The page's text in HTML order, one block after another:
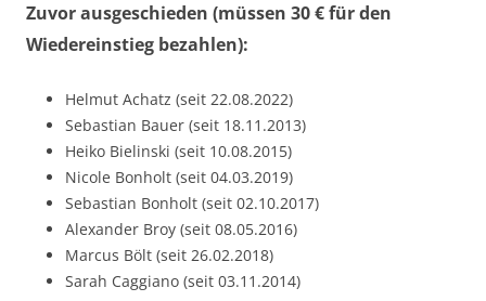
Zuvor ausgeschieden (müssen 30 € für den
Wiedereinstieg bezahlen):
Helmut Achatz (seit 22.08.2022)
Sebastian Bauer (seit 18.11.2013)
Heiko Bielinski (seit 10.08.2015)
Nicole Bonholt (seit 04.03.2019)
Sebastian Bonholt (seit 02.10.2017)
Alexander Broy (seit 08.05.2016)
Marcus Bölt (seit 26.02.2018)
Sarah Caggiano (seit 03.11.2014)